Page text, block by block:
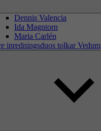
Dennis Valencia
Ida Magntorn
Maria Carlén
inredningsduos tolkar Vedum